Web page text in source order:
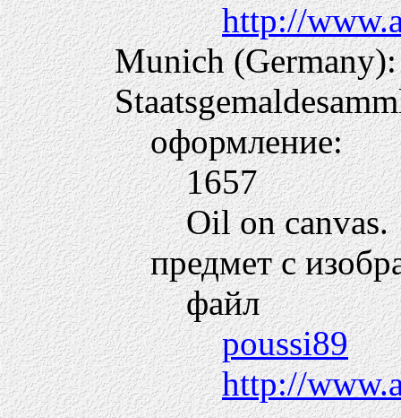
http://
Munich
оформление:
1657
Oil on canvas.
предмет с
файл
poussi89
http://